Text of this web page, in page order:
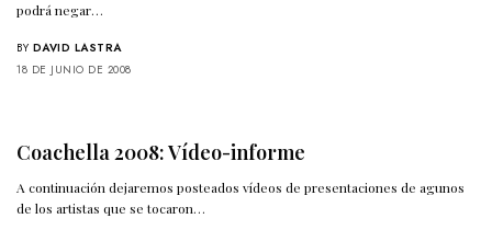
podrá negar…
BY DAVID LASTRA
18 DE JUNIO DE 2008
Coachella 2008: Vídeo-informe
A continuación dejaremos posteados vídeos de presentaciones de agunos
de los artistas que se tocaron…